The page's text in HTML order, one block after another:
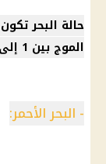
حالة البحر
الموج بين 1 إلى 1.5 متر، والرياح شمالية شرقية.
- البحر الأحمر: